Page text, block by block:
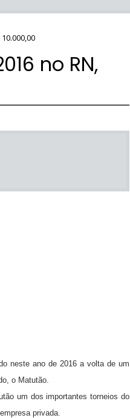
no RN,
neste ano de 2016 a volta de um
o Matutão.
um dos importantes torneios do
privada.